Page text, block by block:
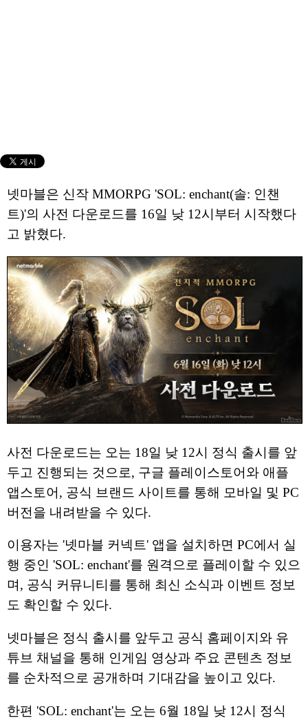
넷마블은 신작 MMORPG 'SOL: enchant(솔: 인챈
트)'의 사전 다운로드를 16일 낮 12시부터 시작했다
고 밝혔다.
사전 다운로드는 오는 18일 낮 12시 정식 출시를 앞
두고 진행되는 것으로, 구글 플레이스토어와 애플
앱스토어, 공식 브랜드 사이트를 통해 모바일 및 PC
버전을 내려받을 수 있다.
이용자는 '넷마블 커넥트' 앱을 설치하면 PC에서 실
행 중인 'SOL: enchant'를 원격으로 플레이할 수 있으
며, 공식 커뮤니티를 통해 최신 소식과 이벤트 정보
도 확인할 수 있다.
넷마블은 정식 출시를 앞두고 공식 홈페이지와 유
튜브 채널을 통해 인게임 영상과 주요 콘텐츠 정보
를 순차적으로 공개하며 기대감을 높이고 있다.
한편 'SOL: enchant'는 오는 6월 18일 낮 12시 정식